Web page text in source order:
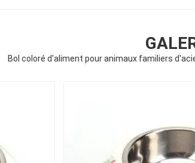
Bol coloré d'aliment pour animaux familiers